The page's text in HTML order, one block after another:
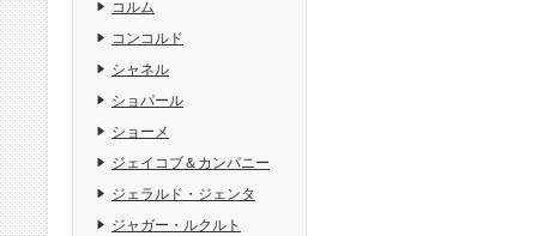
コルム
コンコルド
シャネル
ショパール
ショーメ
ジェイコブ＆カンパニー
ジェラルド・ジェンタ
ジャガー・ルクルト